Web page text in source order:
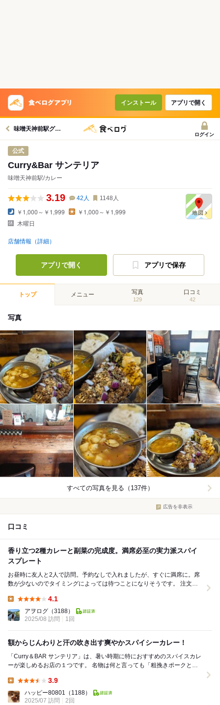
インストール アプリで開く
味噌天神前駅グルメへ
ログイン
公式
Curry&Bar サンテリア
味噌天神前駅/カレー
3.19 42 人 1148 人
￥1,000～￥1,999
￥1,000～￥1,999
木曜日
店舗情報（詳細）
アプリで開く アプリで保存
トップ メニュー 写真
129
口コミ
42
写真
すべての写真を見る（137件）
広告を非表示
口コミ
香り立つ2種カレーと副菜の完成度。満席必至の実力派スパイ
スプレート
お昼時に友人と2人で訪問。予約なしで入れましたが、すぐに満席に。席
数が少ないのでタイミングによっては待つことになりそうです。 注文は
4.1
アヲログ （3188）
2025/08 訪問
1回
額からじんわりと汗の吹き出す爽やかスパイシーカレー！
「Curry＆BAR サンテリア」は、暑い時期に特におすすめのスパイスカレ
ーが楽しめるお店の１つです。 名物は何と言っても「粗挽きポークとヤ
3.9
ハッピー80801 （1188）
2025/07 訪問
2回